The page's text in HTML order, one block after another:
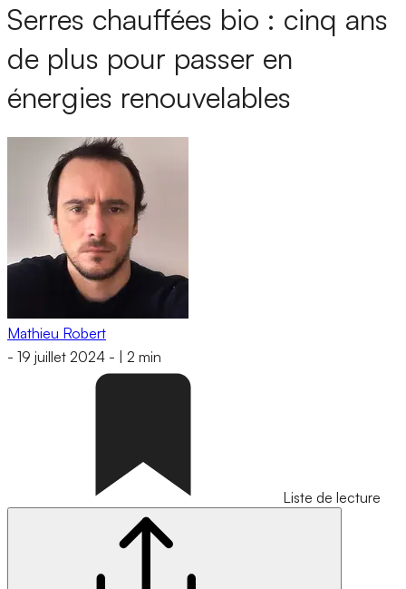
Serres chauffées bio : cinq ans
de plus pour passer en
énergies renouvelables
Mathieu Robert
- 19 juillet 2024 - 2 min
Liste de lecture